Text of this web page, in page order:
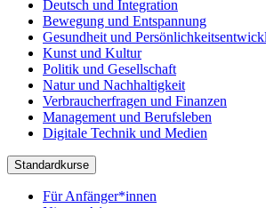
Deutsch und Integration
Bewegung und Entspannung
Gesundheit und
Kunst und Kultur
Politik und Gesellschaft
Natur und Nachhaltigkeit
Verbraucherfragen und Finanzen
Management und Berufsleben
Digitale Technik und Medien
Standardkurse
Für Anfänger*innen